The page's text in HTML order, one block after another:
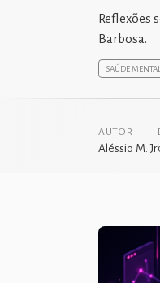
Reflexões
Barbosa.
SAÚDE MENTAL
AUTOR
Aléssio M. Jr